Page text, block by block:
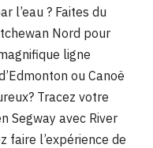
l’eau ? Faites du
Nord pour
ligne
ou Canoë
Tracez votre
Segway avec River
faire l’expérience de